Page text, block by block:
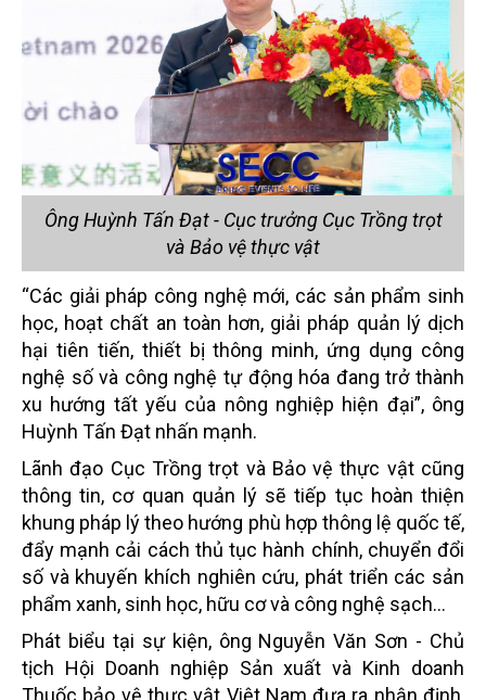
Ông Huỳnh Tấn Đạt - Cục trưởng Cục Trồng trọt
và Bảo vệ thực vật
“Các giải pháp công nghệ mới, các sản phẩm sinh
học, hoạt chất an toàn hơn, giải pháp quản lý dịch
hại tiên tiến, thiết bị thông minh, ứng dụng công
nghệ số và công nghệ tự động hóa đang trở thành
xu hướng tất yếu của nông nghiệp hiện đại”, ông
Huỳnh Tấn Đạt nhấn mạnh.
Lãnh đạo Cục Trồng trọt và Bảo vệ thực vật cũng
thông tin, cơ quan quản lý sẽ tiếp tục hoàn thiện
khung pháp lý theo hướng phù hợp thông lệ quốc tế,
đẩy mạnh cải cách thủ tục hành chính, chuyển đổi
số và khuyến khích nghiên cứu, phát triển các sản
phẩm xanh, sinh học, hữu cơ và công nghệ sạch…
Phát biểu tại sự kiện, ông Nguyễn Văn Sơn - Chủ
tịch Hội Doanh nghiệp Sản xuất và Kinh doanh
Thuốc bảo vệ thực vật Việt Nam đưa ra nhận định,